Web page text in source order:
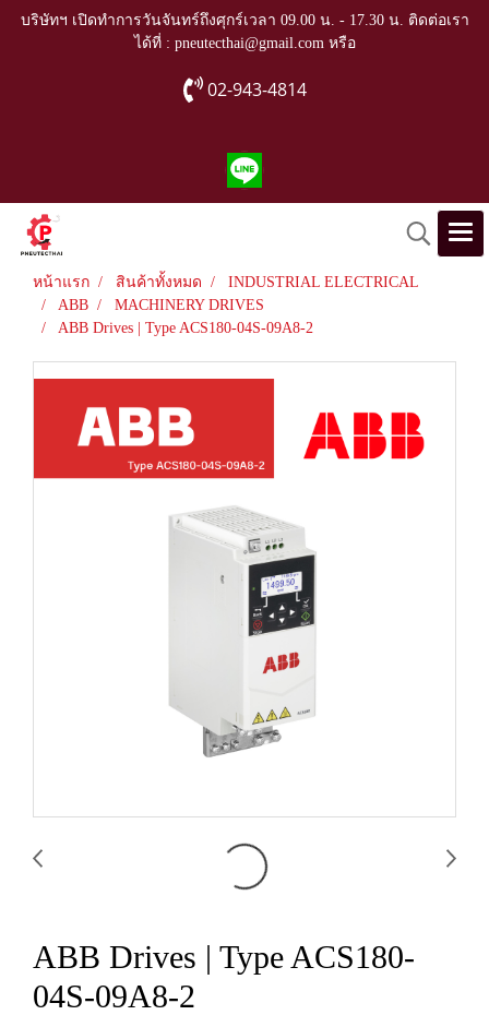
บริษัทฯ เปิดทำการวันจันทร์ถึงศุกร์เวลา 09.00 น. - 17.30 น. ติดต่อเรา
ได้ที่ : pneutecthai@gmail.com หรือ
02-943-4814
หน้าแรก สินค้าทั้งหมด
INDUSTRIAL ELECTRICAL
ABB
MACHINERY DRIVES
ABB Drives | Type ACS180-04S-09A8-2
ABB Drives | Type ACS180-
04S-09A8-2